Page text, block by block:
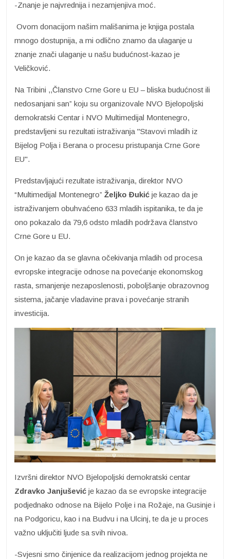
-Znanje je najvrednija i nezamjenjiva moć.
Ovom donacijom našim mališanima je knjiga postala
mnogo dostupnija, a mi odlično znamo da ulaganje u
znanje znači ulaganje u našu budućnost-kazao je
Veličković.
Na Tribini ,,Članstvo Crne Gore u EU – bliska budućnost ili
nedosanjani san” koju su organizovale NVO Bjelopoljski
demokratski Centar i NVO Multimedijal Montenegro,
predstavljeni su rezultati istraživanja "Stavovi mladih iz
Bijelog Polja i Berana o procesu pristupanja Crne Gore
EU".
Predstavljajući rezultate istraživanja, direktor NVO
“Multimedijal Montenegro” Željko Đukić je kazao da je
istraživanjem obuhvaćeno 633 mladih ispitanika, te da je
ono pokazalo da 79,6 odsto mladih podržava članstvo
Crne Gore u EU.
On je kazao da se glavna očekivanja mladih od procesa
evropske integracije odnose na povećanje ekonomskog
rasta, smanjenje nezaposlenosti, poboljšanje obrazovnog
sistema, jačanje vladavine prava i povećanje stranih
investicija.
Izvršni direktor NVO Bjelopoljski demokratski centar
Zdravko Janjušević je kazao da se evropske integracije
podjednako odnose na Bijelo Polje i na Rožaje, na Gusinje i
na Podgoricu, kao i na Budvu i na Ulcinj, te da je u proces
važno uključiti ljude sa svih nivoa.
-Svjesni smo činjenice da realizacijom jednog projekta ne